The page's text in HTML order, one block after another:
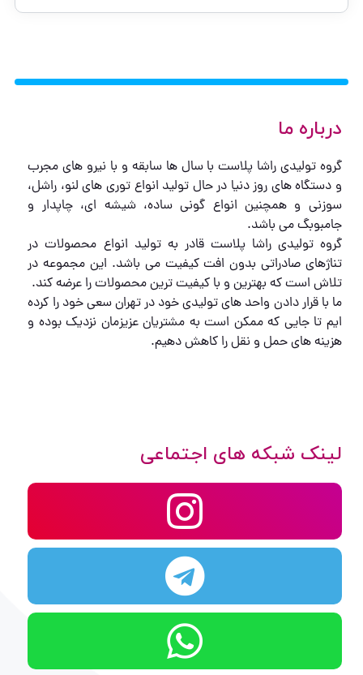
درباره ما
گروه تولیدی راشا پلاست با سال ها سابقه و با نیرو های مجرب
و دستگاه های روز دنیا در حال تولید انواع توری های لنو، راشل،
سوزنی و همچنین انواع گونی ساده، شیشه ای، چاپدار و
جامبوبگ می باشد.
گروه تولیدی راشا پلاست قادر به تولید انواع محصولات در
تناژهای صادراتی بدون افت کیفیت می باشد. این مجموعه در
تلاش است که بهترین و با کیفیت ترین محصولات را عرضه کند.
ما با قرار دادن واحد های تولیدی خود در تهران سعی خود را کرده
ایم تا جایی که ممکن است به مشتریان عزیزمان نزدیک بوده و
هزینه های حمل و نقل را کاهش دهیم.
لینک شبکه های اجتماعی